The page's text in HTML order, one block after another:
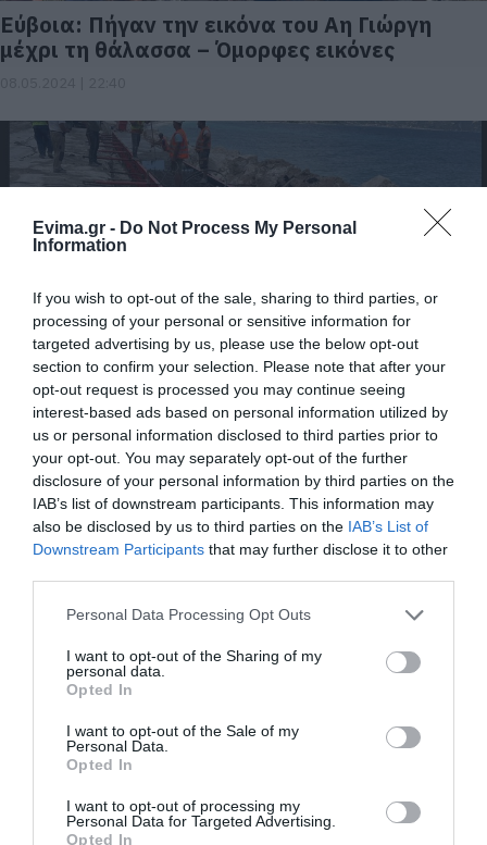
Evima.gr - Do Not Process My Personal
Information
If you wish to opt-out of the sale, sharing to third parties, or
processing of your personal or sensitive information for
targeted advertising by us, please use the below opt-out
section to confirm your selection. Please note that after your
opt-out request is processed you may continue seeing
interest-based ads based on personal information utilized by
us or personal information disclosed to third parties prior to
your opt-out. You may separately opt-out of the further
disclosure of your personal information by third parties on the
IAB’s list of downstream participants. This information may
also be disclosed by us to third parties on the IAB’s List of
Downstream Participants that may further disclose it to other
Please note that this website/app uses one or more Google
not limited to your visit or usage behaviour. You may click to
grant or deny consent to Google and its third-party tags to
use your data for below specified purposes in below Google
consent section.
Personal Data Processing Opt Outs
I want to opt-out of the Sharing of my
personal data.
Opted In
I want to opt-out of the Sale of my
Personal Data.
Opted In
I want to opt-out of processing my
Personal Data for Targeted Advertising.
Opted In
Εύβοια: Πήγαν την εικόνα του Αη Γιώργη
μέχρι τη θάλασσα – Όμορφες εικόνες
Εύβοια: Στο Δημοτικό Συμβούλιο τα έργα
στο Στόμιο Οξυλίθου
30.01.2023 | 14:45
Εύβοια: Αρχίζουν ξανά οι εργασίες του
έργου στο δρόμο Στομίου Οξυλίθου
21.12.2022 | 09:15